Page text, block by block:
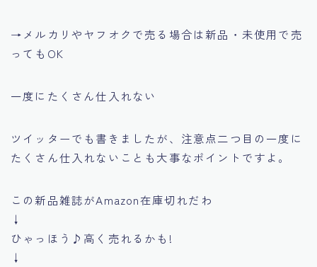
→メルカリやヤフオクで売る場合は新品・未使用で売
ってもOK
一度にたくさん仕入れない
ツイッターでも書きましたが、注意点二つ目の一度に
たくさん仕入れないことも大事なポイントですよ。
この新品雑誌がAmazon在庫切れだわ
↓
ひゃっほう♪高く売れるかも!
↓